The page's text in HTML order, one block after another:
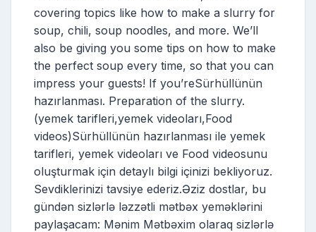
covering topics like how to make a slurry for
soup, chili, soup noodles, and more. We’ll
also be giving you some tips on how to make
the perfect soup every time, so that you can
impress your guests! If you’reSürhüllünün
hazırlanması. Preparation of the slurry.
(yemek tarifleri,yemek videoları,Food
videos)Sürhüllünün hazırlanması ile yemek
tarifleri, yemek videoları ve Food videosunu
oluşturmak için detaylı bilgi içinizi bekliyoruz.
Sevdiklerinizi tavsiye ederiz.Əziz dostlar, bu
gündən sizlərlə ləzzətli mətbəx yeməklərini
paylaşacam: Mənim Mətbəxim olaraq sizlərlə